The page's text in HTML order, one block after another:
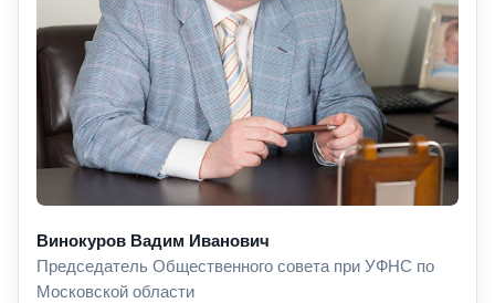
Винокуров Вадим Иванович
Председатель Общественного совета при УФНС по
Московской области